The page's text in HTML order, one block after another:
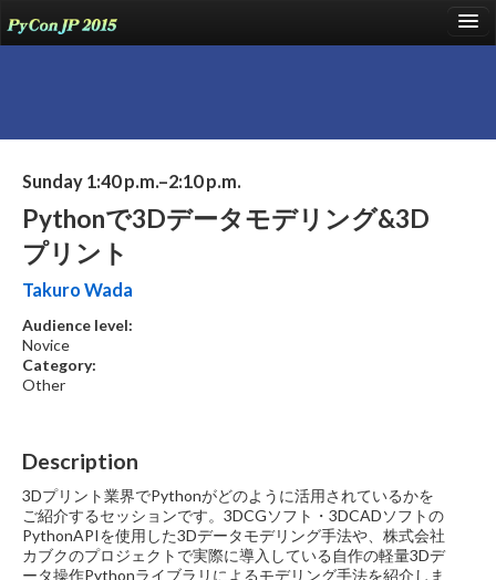
Events
Sponsors
Participants
Venue
Reports
Sunday 1:40 p.m.–2:10 p.m.
Pythonで3Dデータモデリング&3D
プリント
Takuro Wada
Audience level:
Novice
Category:
Other
Description
3Dプリント業界でPythonがどのように活用されているかを
ご紹介するセッションです。3DCGソフト・3DCADソフトの
PythonAPIを使用した3Dデータモデリング手法や、株式会社
カブクのプロジェクトで実際に導入している自作の軽量3Dデ
ータ操作Pythonライブラリによるモデリング手法を紹介しま